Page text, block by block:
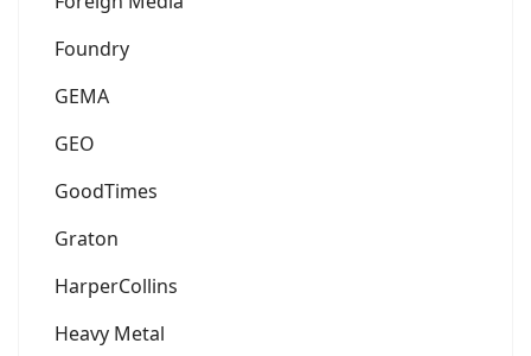
Foundry
GEMA
GEO
GoodTimes
Graton
HarperCollins
Heavy Metal